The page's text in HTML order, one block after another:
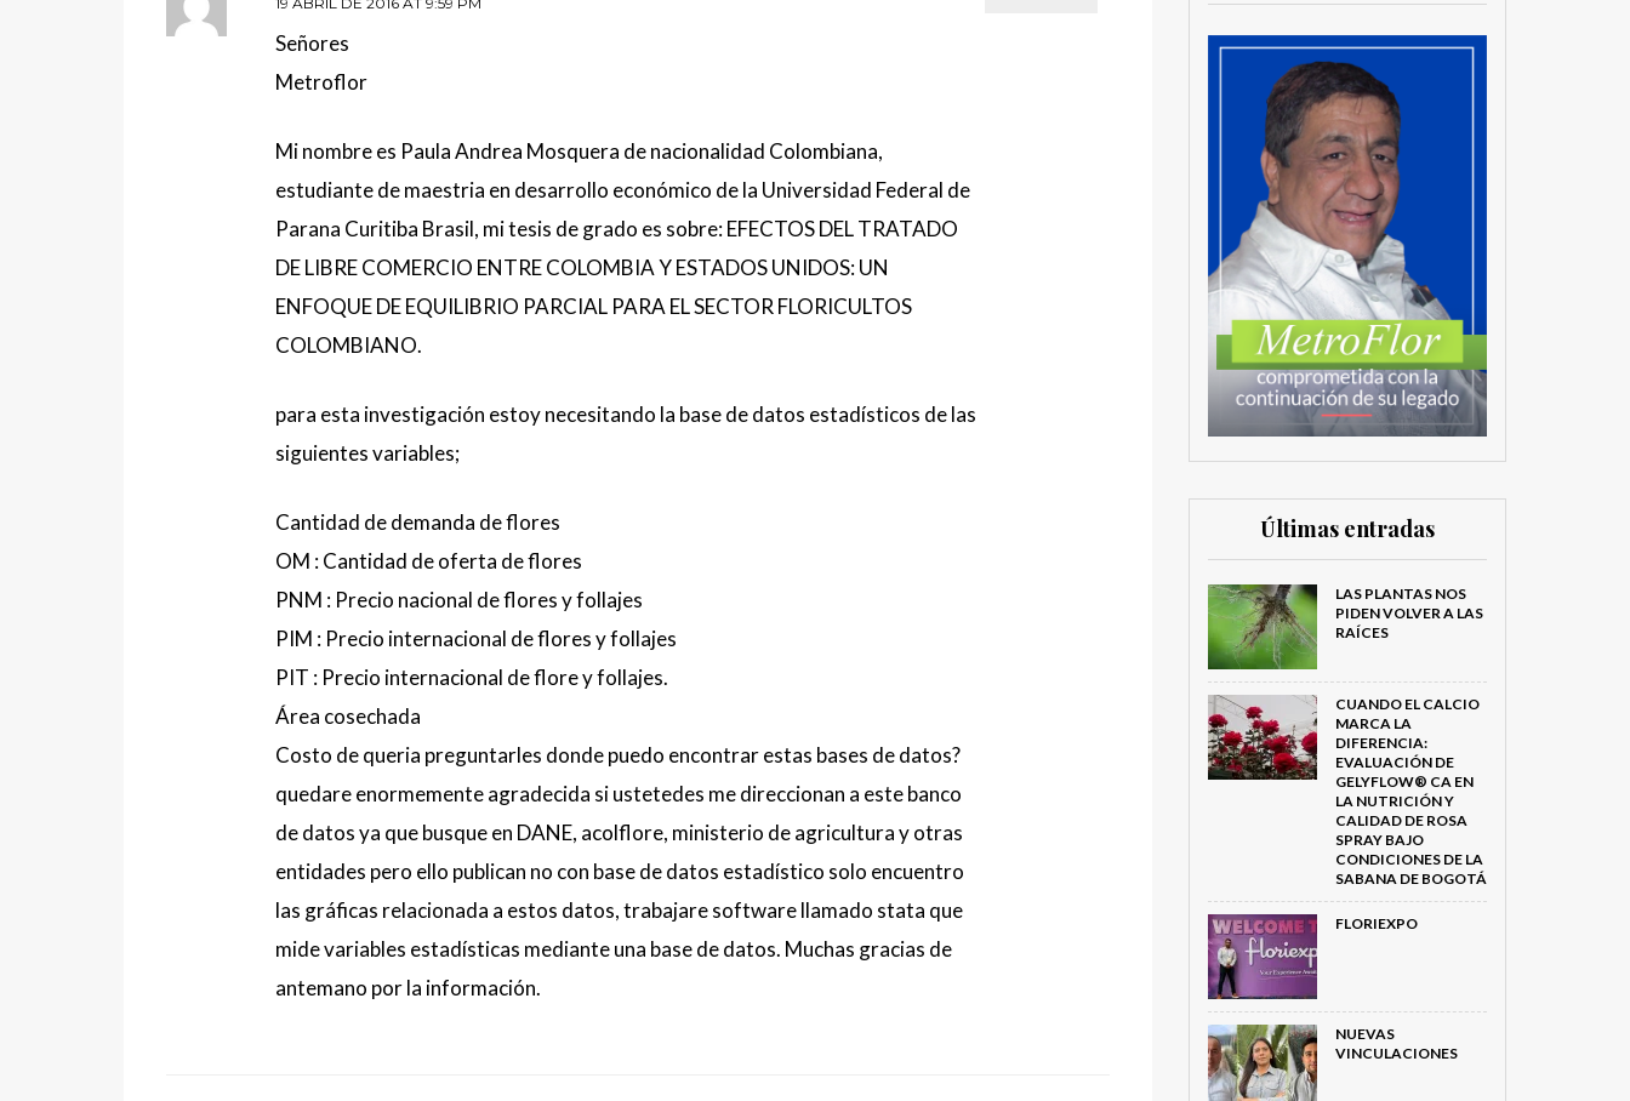
Señores
Metroflor
Mi nombre es Paula Andrea Mosquera de nacionalidad Colombiana,
estudiante de maestria en desarrollo económico de la Universidad Federal de
Parana Curitiba Brasil, mi tesis de grado es sobre: EFECTOS DEL TRATADO
DE LIBRE COMERCIO ENTRE COLOMBIA Y ESTADOS UNIDOS: UN
ENFOQUE DE EQUILIBRIO PARCIAL PARA EL SECTOR FLORICULTOS
COLOMBIANO.
para esta investigación estoy necesitando la base de datos estadísticos de las
siguientes variables;
Cantidad de demanda de flores
OM : Cantidad de oferta de flores
PNM : Precio nacional de flores y follajes
PIM : Precio internacional de flores y follajes
PIT : Precio internacional de flore y follajes.
Área cosechada
Costo de queria preguntarles donde puedo encontrar estas bases de datos?
quedare enormemente agradecida si ustetedes me direccionan a este banco
de datos ya que busque en DANE, acolflore, ministerio de agricultura y otras
entidades pero ello publican no con base de datos estadístico solo encuentro
las gráficas relacionada a estos datos, trabajare software llamado stata que
mide variables estadísticas mediante una base de datos. Muchas gracias de
antemano por la información.
Últimas entradas
LAS PLANTAS NOS
PIDEN VOLVER A LAS
RAÍCES
CUANDO EL CALCIO
MARCA LA
DIFERENCIA:
EVALUACIÓN DE
GELYFLOW® CA EN
LA NUTRICIÓN Y
CALIDAD DE ROSA
SPRAY BAJO
CONDICIONES DE LA
SABANA DE BOGOTÁ
FLORIEXPO
NUEVAS
VINCULACIONES